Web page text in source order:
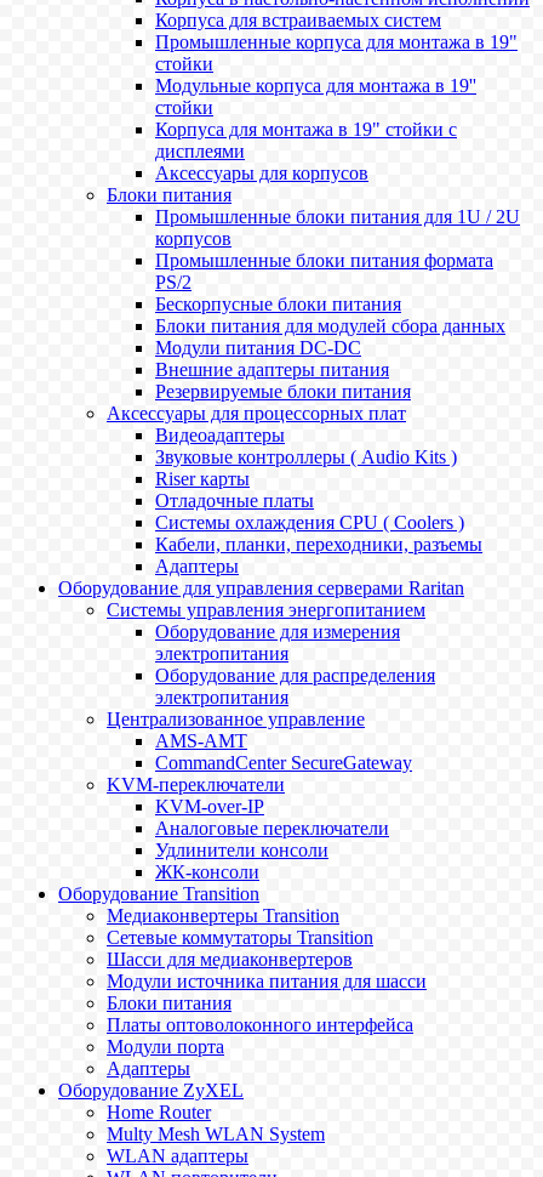
Корпуса для встраиваемых систем
Промышленные корпуса для монтажа в 19"
стойки
Модульные корпуса для монтажа в 19''
стойки
Корпуса для монтажа в 19" стойки с
дисплеями
Аксессуары для корпусов
Блоки питания
Промышленные блоки питания для 1U / 2U
корпусов
Промышленные блоки питания формата
PS/2
Бескорпусные блоки питания
Блоки питания для модулей сбора данных
Модули питания DC-DC
Внешние адаптеры питания
Резервируемые блоки питания
Аксессуары для процессорных плат
Видеоадаптеры
Звуковые контроллеры ( Audio Kits )
Riser карты
Отладочные платы
Системы охлаждения CPU ( Coolers )
Кабели, планки, переходники, разъемы
Адаптеры
Оборудование для управления серверами Raritan
Системы управления энергопитанием
Оборудование для измерения
электропитания
Оборудование для распределения
электропитания
Централизованное управление
AMS-AMT
CommandCenter SecureGateway
KVM-переключатели
KVM-over-IP
Аналоговые переключатели
Удлинители консоли
ЖК-консоли
Оборудование Transition
Медиаконвертеры Transition
Сетевые коммутаторы Transition
Шасси для медиаконвертеров
Модули источника питания для шасси
Блоки питания
Платы оптоволоконного интерфейса
Модули порта
Адаптеры
Оборудование ZyXEL
Home Router
Multy Mesh WLAN System
WLAN адаптеры